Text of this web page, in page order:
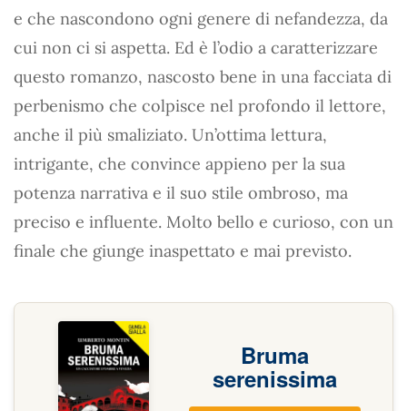
e che nascondono ogni genere di nefandezza, da
cui non ci si aspetta. Ed è l’odio a caratterizzare
questo romanzo, nascosto bene in una facciata di
perbenismo che colpisce nel profondo il lettore,
anche il più smaliziato. Un’ottima lettura,
intrigante, che convince appieno per la sua
potenza narrativa e il suo stile ombroso, ma
preciso e influente. Molto bello e curioso, con un
finale che giunge inaspettato e mai previsto.
Bruma
serenissima